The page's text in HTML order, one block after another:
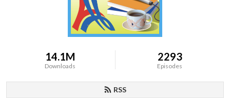
14.1M
Downloads
2293
Episodes
RSS